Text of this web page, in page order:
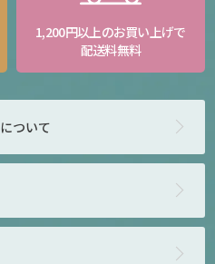
1,200円以上のお買い上げで
配送料無料
について